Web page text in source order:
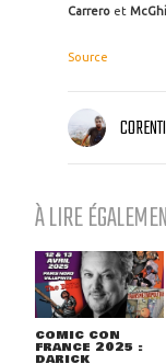
Carrero et
Source
À LIRE
COMIC CON
FRANCE 2025 :
DARICK